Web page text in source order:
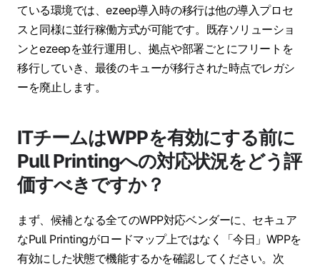
ている環境では、ezeep導入時の移行は他の導入プロセ
スと同様に並行稼働方式が可能です。既存ソリューショ
ンとezeepを並行運用し、拠点や部署ごとにフリートを
移行していき、最後のキューが移行された時点でレガシ
ーを廃止します。
ITチームはWPPを有効にする前に
Pull Printingへの対応状況をどう評
価すべきですか？
まず、候補となる全てのWPP対応ベンダーに、セキュア
なPull Printingがロードマップ上ではなく「今日」WPPを
有効にした状態で機能するかを確認してください。次